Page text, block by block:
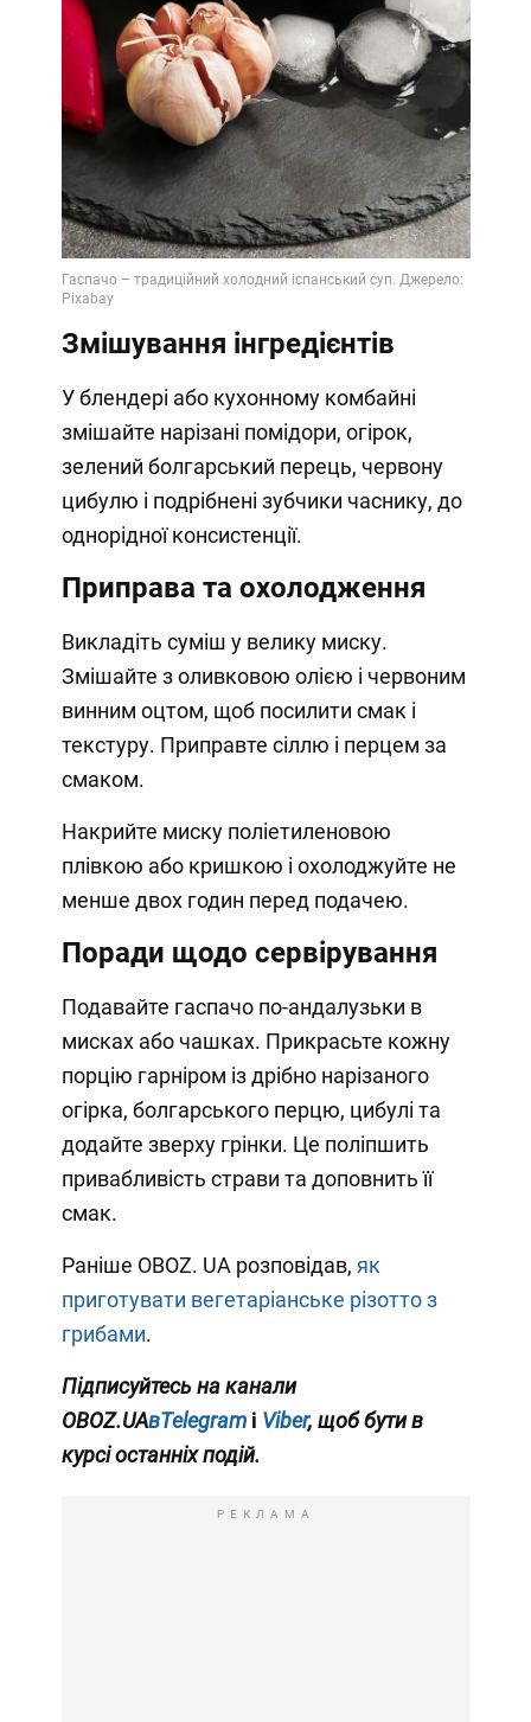
Змішування інгредієнтів
У блендері або кухонному комбайні
змішайте нарізані помідори, огірок,
зелений болгарський перець, червону
цибулю і подрібнені зубчики часнику, до
однорідної консистенції.
Приправа та охолодження
Викладіть суміш у велику миску.
Змішайте з оливковою олією і червоним
винним оцтом, щоб посилити смак і
текстуру. Приправте сіллю і перцем за
смаком.
Накрийте миску поліетиленовою
плівкою або кришкою і охолоджуйте не
менше двох годин перед подачею.
Поради щодо сервірування
Подавайте гаспачо по-андалузьки в
мисках або чашках. Прикрасьте кожну
порцію гарніром із дрібно нарізаного
огірка, болгарського перцю, цибулі та
додайте зверху грінки. Це поліпшить
привабливість страви та доповнить її
смак.
Раніше OBOZ. UA розповідав, як
приготувати вегетаріанське різотто з
грибами.
Підписуйтесь на канали
OBOZ.UAвTelegramі Viber, щоб бути в
курсі останніх подій.
РЕКЛАМА